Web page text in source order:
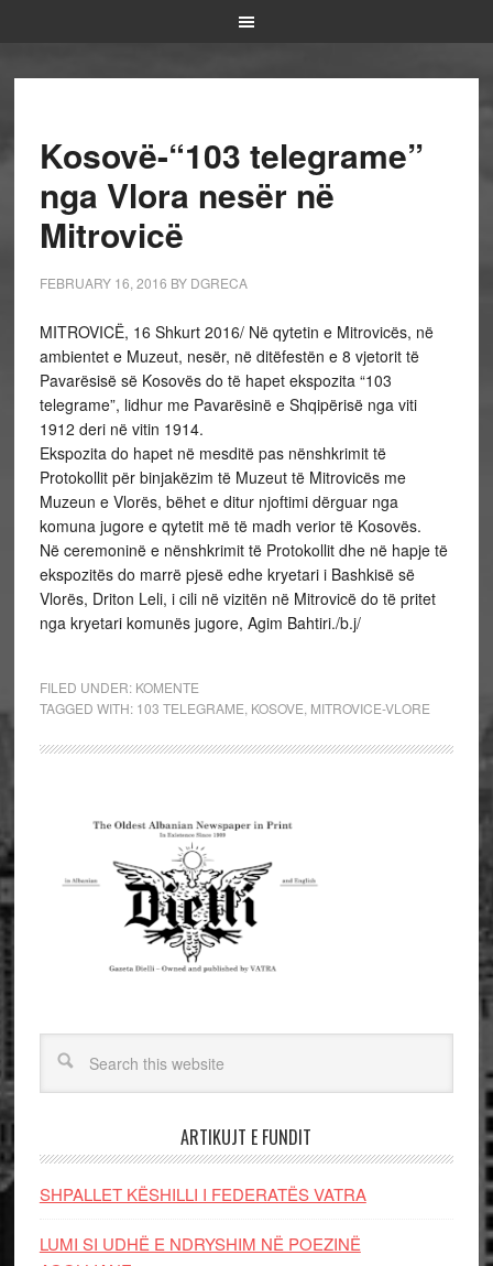
Kosovë-“103 telegrame”
nga Vlora nesër në
Mitrovicë
FEBRUARY 16, 2016 BY DGRECA
MITROVICË, 16 Shkurt 2016/ Në qytetin e Mitrovicës, në
ambientet e Muzeut, nesër, në ditëfestën e 8 vjetorit të
Pavarësisë së Kosovës do të hapet ekspozita “103
telegrame”, lidhur me Pavarësinë e Shqipërisë nga viti
1912 deri në vitin 1914.
Ekspozita do hapet në mesditë pas nënshkrimit të
Protokollit për binjakëzim të Muzeut të Mitrovicës me
Muzeun e Vlorës, bëhet e ditur njoftimi dërguar nga
komuna jugore e qytetit më të madh verior të Kosovës.
Në ceremoninë e nënshkrimit të Protokollit dhe në hapje të
ekspozitës do marrë pjesë edhe kryetari i Bashkisë së
Vlorës, Driton Leli, i cili në vizitën në Mitrovicë do të pritet
nga kryetari komunës jugore, Agim Bahtiri./b.j/
FILED UNDER: KOMENTE
TAGGED WITH: 103 TELEGRAME KOSOVE MITROVICE-VLORE
ARTIKUJT E FUNDIT
SHPALLET KËSHILLI I FEDERATËS VATRA
LUMI SI UDHË E NDRYSHIM NË POEZINË